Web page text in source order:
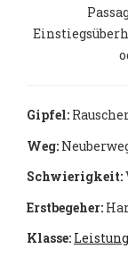
Gipfel:
Weg:
Schwierigkeit:
Erstbegeher:
Klasse: